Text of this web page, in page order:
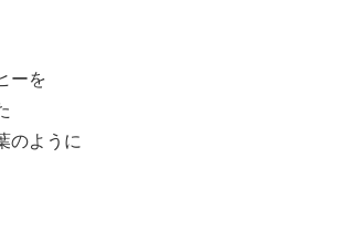
ーを
のように